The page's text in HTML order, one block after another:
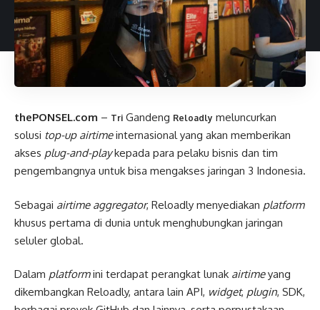
thePONSEL.com – Tri Gandeng Reloadly meluncurkan
solusi top-up airtimeinternasional yang akan memberikan
akses plug-and-playkepada para pelaku bisnis dan tim
pengembangnya untuk bisa mengakses jaringan 3 Indonesia.
Sebagai airtime aggregator, Reloadly menyediakan platform
khusus pertama di dunia untuk menghubungkan jaringan
seluler global.
Dalam platformini terdapat perangkat lunak airtimeyang
dikembangkan Reloadly, antara lain API, widget, plugin, SDK,